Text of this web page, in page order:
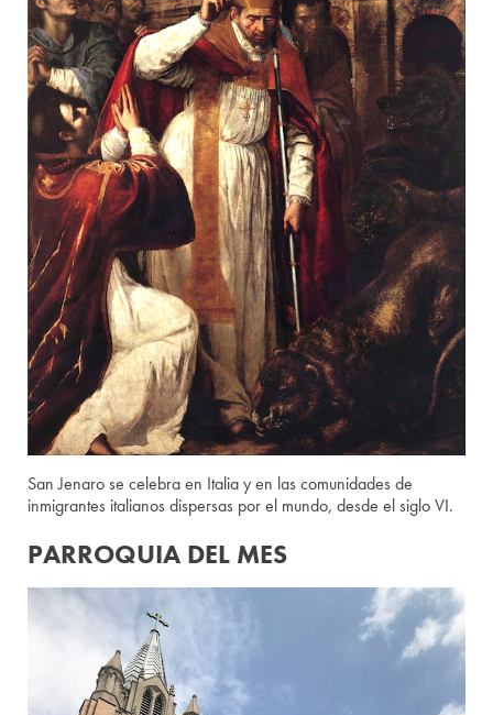
San Jenaro se celebra en Italia y en las comunidades de
inmigrantes italianos dispersas por el mundo, desde el siglo VI.
PARROQUIA DEL MES